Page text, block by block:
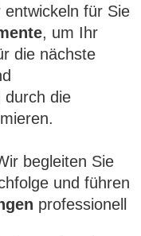
für Sie
, um Ihr
die nächste
durch die
begleiten Sie
professionell